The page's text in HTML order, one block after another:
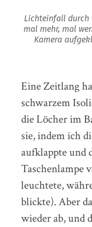
Lichteinfall durch
mal mehr, mal
Kamera
Eine Zeitlang
schwarzem
die Löcher im
sie, indem ich
aufklappte und
Taschenlampe
leuchtete,
blickte). Aber
wieder ab, und